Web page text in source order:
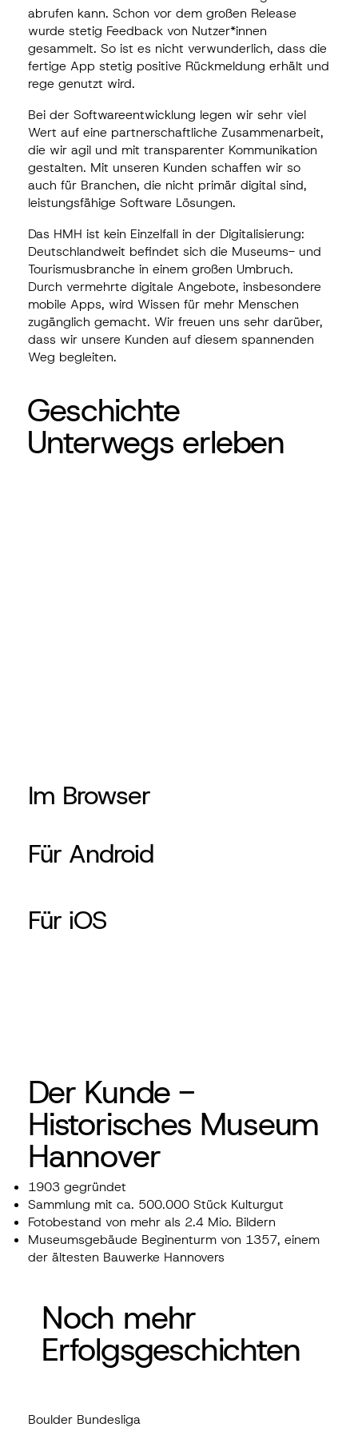
abrufen kann. Schon vor dem großen Release
wurde stetig Feedback von Nutzer*innen
gesammelt. So ist es nicht verwunderlich, dass die
fertige App stetig positive Rückmeldung erhält und
rege genutzt wird.
Bei der Softwareentwicklung legen wir sehr viel
Wert auf eine partnerschaftliche Zusammenarbeit,
die wir agil und mit transparenter Kommunikation
gestalten. Mit unseren Kunden schaffen wir so
auch für Branchen, die nicht primär digital sind,
leistungsfähige Software Lösungen.
Das HMH ist kein Einzelfall in der Digitalisierung:
Deutschlandweit befindet sich die Museums- und
Tourismusbranche in einem großen Umbruch.
Durch vermehrte digitale Angebote, insbesondere
mobile Apps, wird Wissen für mehr Menschen
zugänglich gemacht. Wir freuen uns sehr darüber,
dass wir unsere Kunden auf diesem spannenden
Weg begleiten.
Der Kunde -
Historisches Museum
Hannover
1903 gegründet
Sammlung mit ca. 500.000 Stück Kulturgut
Fotobestand von mehr als 2.4 Mio. Bildern
Museumsgebäude Beginenturm von 1357, einem
der ältesten Bauwerke Hannovers
Geschichte
Unterwegs erleben
Im Browser
Für Android
Für iOS
Noch mehr
Erfolgsgeschichten
Boulder Bundesliga